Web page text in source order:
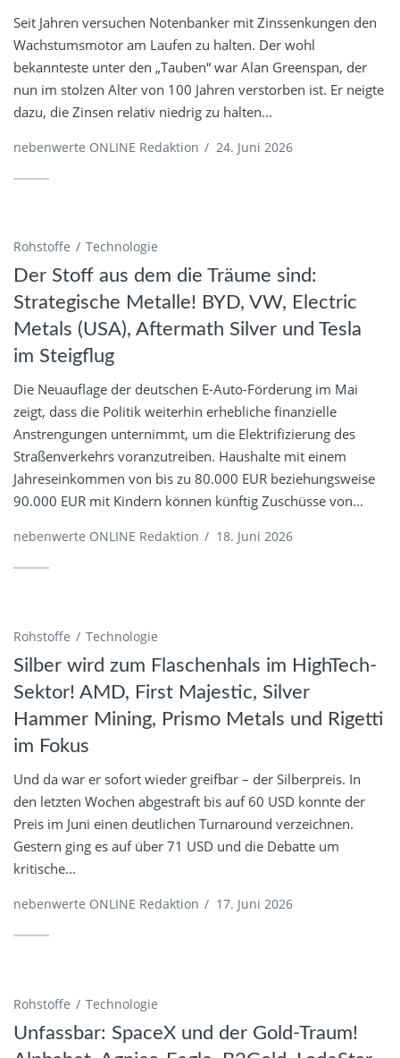
Seit Jahren versuchen Notenbanker mit Zinssenkungen den
Wachstumsmotor am Laufen zu halten. Der wohl
bekannteste unter den „Tauben“ war Alan Greenspan, der
nun im stolzen Alter von 100 Jahren verstorben ist. Er neigte
dazu, die Zinsen relativ niedrig zu halten...
nebenwerte ONLINE Redaktion / 24. Juni 2026
Rohstoffe Technologie
Der Stoff aus dem die Träume sind:
Strategische Metalle! BYD, VW, Electric
Metals (USA), Aftermath Silver und Tesla
im Steigflug
Die Neuauflage der deutschen E-Auto-Förderung im Mai
zeigt, dass die Politik weiterhin erhebliche finanzielle
Anstrengungen unternimmt, um die Elektrifizierung des
Straßenverkehrs voranzutreiben. Haushalte mit einem
Jahreseinkommen von bis zu 80.000 EUR beziehungsweise
90.000 EUR mit Kindern können künftig Zuschüsse von...
nebenwerte ONLINE Redaktion / 18. Juni 2026
Rohstoffe Technologie
Silber wird zum Flaschenhals im HighTech-
Sektor! AMD, First Majestic, Silver
Hammer Mining, Prismo Metals und Rigetti
im Fokus
Und da war er sofort wieder greifbar – der Silberpreis. In
den letzten Wochen abgestraft bis auf 60 USD konnte der
Preis im Juni einen deutlichen Turnaround verzeichnen.
Gestern ging es auf über 71 USD und die Debatte um
kritische...
nebenwerte ONLINE Redaktion / 17. Juni 2026
Rohstoffe Technologie
Unfassbar: SpaceX und der Gold-Traum!